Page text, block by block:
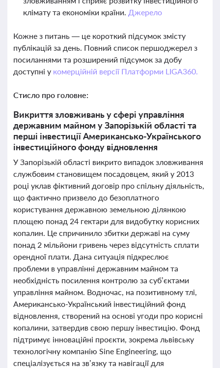
клімату та економіки країни. Джерело
Кожне з питань — це короткий підсумок змісту
публікацій за день. Повний список першоджерел з
посиланнями та розширений підсумок за добу
доступні у комерційній версії Платформи LIGA360.
Стисло про головне:
Викриття зловживань у сфері управління
державним майном у Запорізькій області та
перші інвестиції Американсько-Українського
інвестиційного фонду відновлення
У Запорізькій області викрито випадок зловживання
службовим становищем посадовцем, який у 2013
році уклав фіктивний договір про спільну діяльність,
що фактично призвело до безоплатного
користування державною земельною ділянкою
площею понад 24 гектари для видобутку корисних
копалин. Це спричинило збитки державі на суму
понад 2 мільйони гривень через відсутність сплати
орендної плати. Дана ситуація підкреслює
проблеми в управлінні державним майном та
необхідність посилення контролю за суб’єктами
управління майном. Водночас, на позитивному тлі,
Американсько-Український інвестиційний фонд
відновлення, створений на основі угоди про корисні
копалини, затвердив свою першу інвестицію. Фонд
підтримує інноваційні проєкти, зокрема львівську
технологічну компанію Sine Engineering, що
спеціалізується на зв’язку та навігації для